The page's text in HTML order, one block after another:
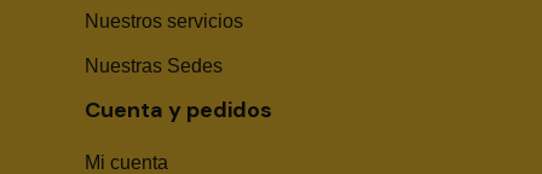
Nuestros servicios
Nuestras Sedes
Cuenta y pedidos
Mi cuenta